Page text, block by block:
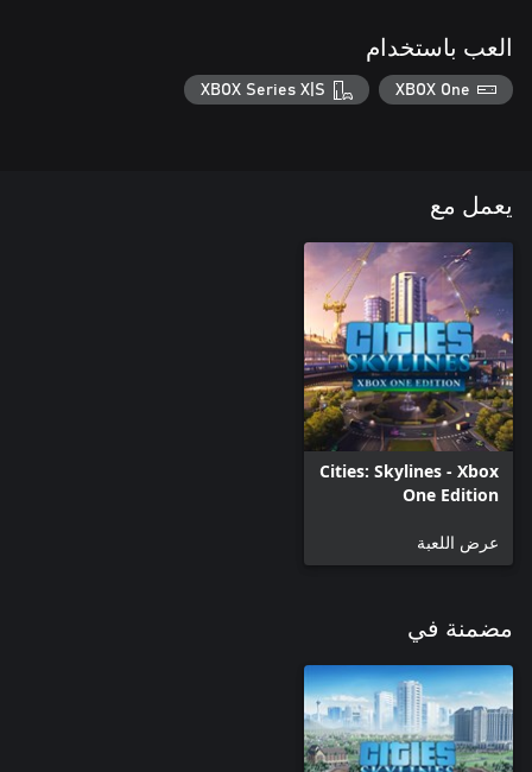
العب باستخدام
XBOX One
XBOX Series X|S
يعمل مع
Cities: Skylines - Xbox
One Edition
عرض اللعبة
مضمنة في